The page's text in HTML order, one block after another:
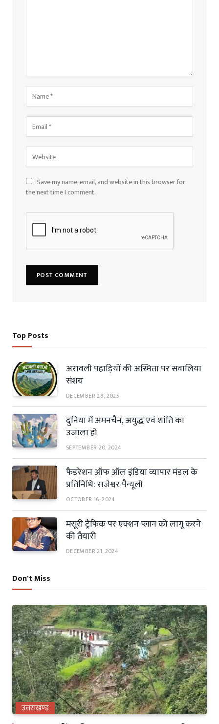
Save my name, email, and website in this browser for
the next time I comment.
Top Posts
अरावली पहाड़ियों की अस्मिता पर सवालिया
संशय
DECEMBER 28, 2025
दुनिया में अमनचैन, अयुद्ध एवं शांति का
उजाला हो
SEPTEMBER 20, 2024
फैडरेशन ऑफ ऑल इंडिया व्यापार मंडल के
प्रतिनिधि: राजेश्वर पैन्यूली
OCTOBER 16, 2024
मसूरी ट्रैफिक पर एक्शन प्लान को लागू करने
की तैयारी
DECEMBER 21, 2024
Don't Miss
उत्तराखण्ड